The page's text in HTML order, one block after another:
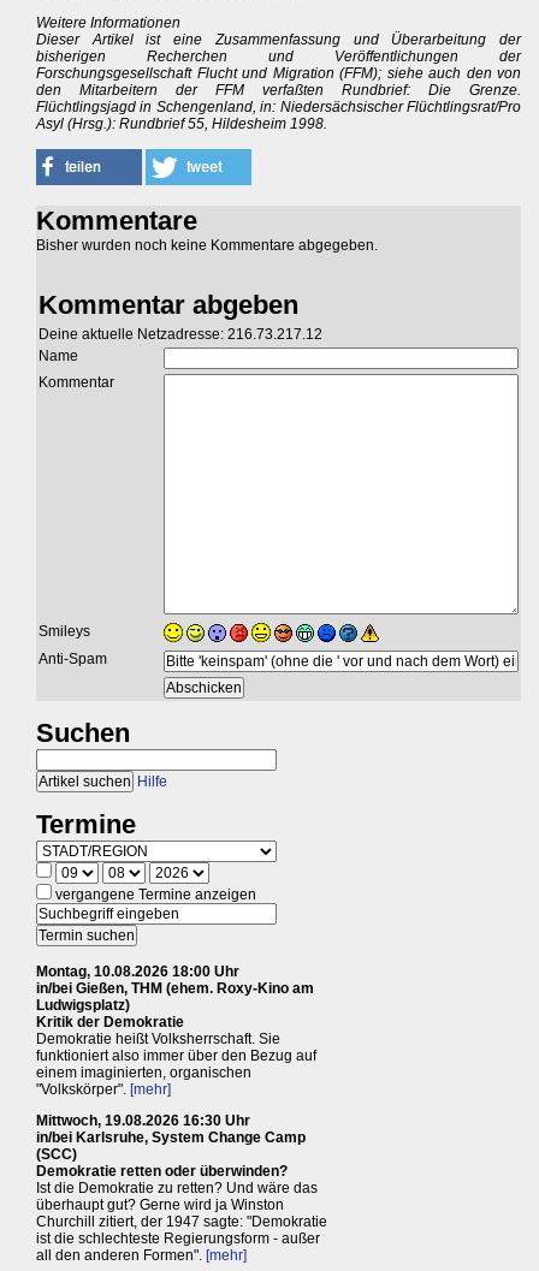
Weitere Informationen
Dieser Artikel ist eine Zusammenfassung und Überarbeitung der
bisherigen Recherchen und Veröffentlichungen der
Forschungsgesellschaft Flucht und Migration (FFM); siehe auch den von
den Mitarbeitern der FFM verfaßten Rundbrief: Die Grenze.
Flüchtlingsjagd in Schengenland, in: Niedersächsischer Flüchtlingsrat/Pro
Asyl (Hrsg.): Rundbrief 55, Hildesheim 1998.
Kommentare
Bisher wurden noch keine Kommentare abgegeben.
Kommentar abgeben
Deine aktuelle Netzadresse: 216.73.217.12
Name
Kommentar
Smileys
Anti-Spam
Suchen
Hilfe
Termine
vergangene Termine anzeigen
Montag, 10.08.2026 18:00 Uhr
in/bei Gießen, THM (ehem. Roxy-Kino am
Ludwigsplatz)
Kritik der Demokratie
Demokratie heißt Volksherrschaft. Sie
funktioniert also immer über den Bezug auf
einem imaginierten, organischen
"Volkskörper". [mehr]
Mittwoch, 19.08.2026 16:30 Uhr
in/bei Karlsruhe, System Change Camp
(SCC)
Demokratie retten oder überwinden?
Ist die Demokratie zu retten? Und wäre das
überhaupt gut? Gerne wird ja Winston
Churchill zitiert, der 1947 sagte: "Demokratie
ist die schlechteste Regierungsform - außer
all den anderen Formen". [mehr]